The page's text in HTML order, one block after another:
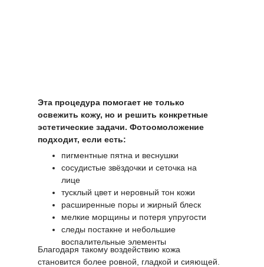
Эта процедура помогает не только
освежить кожу, но и решить конкретные
эстетические задачи. Фотоомоложение
подходит, если есть:
пигментные пятна и веснушки
сосудистые звёздочки и сеточка на
лице
тусклый цвет и неровный тон кожи
расширенные поры и жирный блеск
мелкие морщины и потеря упругости
следы постакне и небольшие
воспалительные элементы
Благодаря такому воздействию кожа
становится более ровной, гладкой и сияющей.